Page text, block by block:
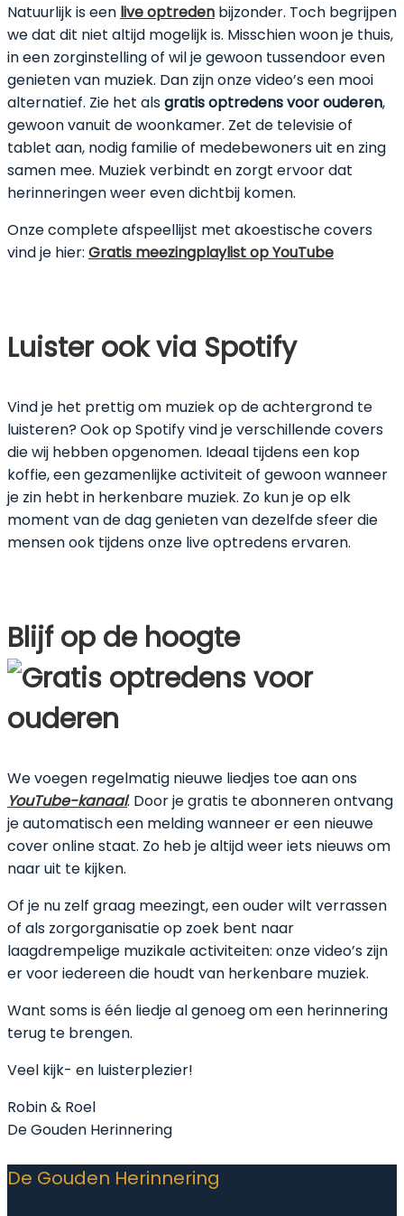
Natuurlijk is een live optreden bijzonder. Toch begrijpen
we dat dit niet altijd mogelijk is. Misschien woon je thuis,
in een zorginstelling of wil je gewoon tussendoor even
genieten van muziek. Dan zijn onze video’s een mooi
alternatief. Zie het alsgratis optredens voor ouderen,
gewoon vanuit de woonkamer. Zet de televisie of
tablet aan, nodig familie of medebewoners uit en zing
samen mee. Muziek verbindt en zorgt ervoor dat
herinneringen weer even dichtbij komen.
Onze complete afspeellijst met akoestische covers
vind je hier: Gratis meezingplaylist op YouTube
Luister ook via Spotify
Vind je het prettig om muziek op de achtergrond te
luisteren? Ook op Spotify vind je verschillende covers
die wij hebben opgenomen. Ideaal tijdens een kop
koffie, een gezamenlijke activiteit of gewoon wanneer
je zin hebt in herkenbare muziek. Zo kun je op elk
moment van de dag genieten van dezelfde sfeer die
mensen ook tijdens onze live optredens ervaren.
Blijf op de hoogte
We voegen regelmatig nieuwe liedjes toe aan ons
YouTube-kanaal. Door je gratis te abonneren ontvang
je automatisch een melding wanneer er een nieuwe
cover online staat. Zo heb je altijd weer iets nieuws om
naar uit te kijken.
Of je nu zelf graag meezingt, een ouder wilt verrassen
of als zorgorganisatie op zoek bent naar
laagdrempelige muzikale activiteiten: onze video’s zijn
er voor iedereen die houdt van herkenbare muziek.
Want soms is één liedje al genoeg om een herinnering
terug te brengen.
Veel kijk- en luisterplezier!
Robin & Roel
De Gouden Herinnering
De Gouden Herinnering